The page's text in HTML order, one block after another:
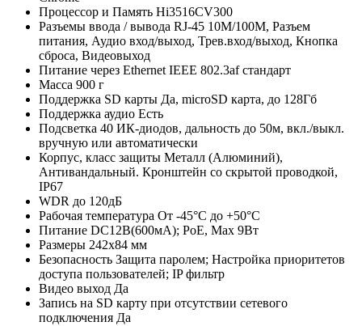
Процессор и Память Hi3516CV300
Разъемы ввода / вывода RJ-45 10M/100M, Разъем
питания, Аудио вход/выход, Трев.вход/выход, Кнопка
сброса, Видеовыход
Питание через Ethernet IEEE 802.3af стандарт
Масса 900 г
Поддержка SD карты Да, microSD карта, до 128Гб
Поддержка аудио Есть
Подсветка 40 ИК-диодов, дальность до 50м, вкл./выкл.
вручную или автоматически
Корпус, класс защиты Металл (Алюминий),
Антивандальный. Кронштейн со скрытой проводкой,
IР67
WDR до 120дБ
Рабочая температура От -45°С до +50°С
Питание DC12В(600мА); РоЕ, Мах 9Вт
Размеры 242х84 мм
Безопасность Защита паролем; Настройка приоритетов
доступа пользователей; IP фильтр
Видео выход Да
Запись на SD карту при отсутствии сетевого
подключения Да